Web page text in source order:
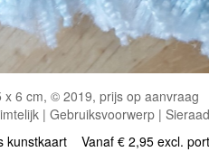
x 6 cm, © 2019, prijs op aanvraag
| Gebruiksvoorwerp | Sieraad
kunstkaart Vanaf € 2,95 excl.